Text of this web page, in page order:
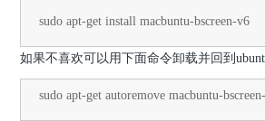
sudo apt-get install macbuntu-bscreen-v6
如果不喜欢可以用下面命令卸载并回到
sudo apt-get autoremove macbuntu-